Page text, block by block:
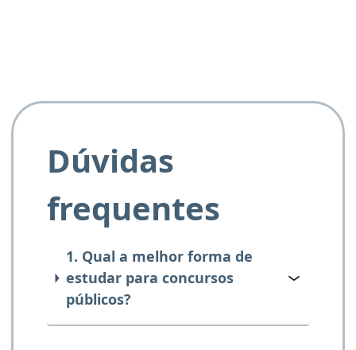
Dúvidas
frequentes
1. Qual a melhor forma de
estudar para concursos
públicos?